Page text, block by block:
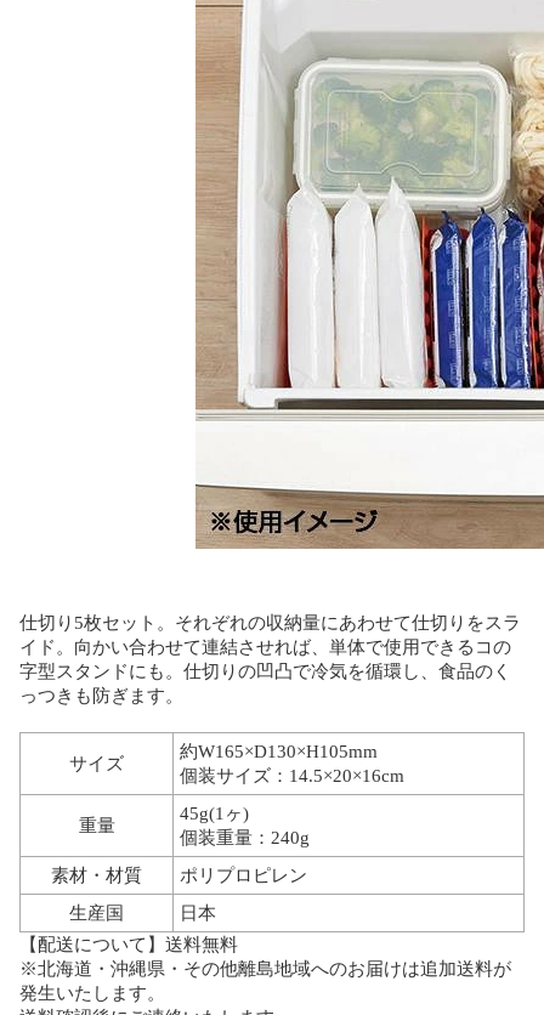
仕切り5枚セット。それぞれの収納量にあわせて仕切りをスラ
イド。向かい合わせて連結させれば、単体で使用できるコの
字型スタンドにも。仕切りの凹凸で冷気を循環し、食品のく
っつきも防ぎます。
サイズ
約W165×D130×H105mm
個装サイズ：14.5×20×16cm
重量
45g(1ヶ)
個装重量：240g
素材・材質
ポリプロピレン
生産国
日本
【配送について】送料無料
※北海道・沖縄県・その他離島地域へのお届けは追加送料が
発生いたします。